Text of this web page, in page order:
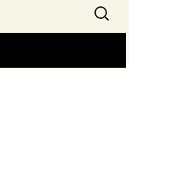
অনুসন্ধানঃ